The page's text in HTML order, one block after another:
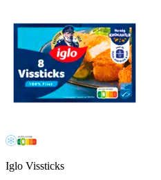
Iglo Vissticks